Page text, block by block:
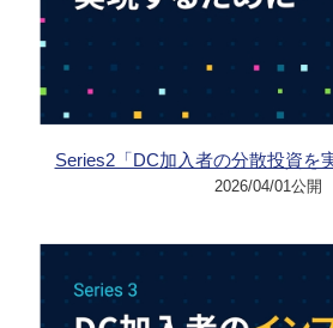
Series2「DC加入者の分散投資を
2026/04/01公開